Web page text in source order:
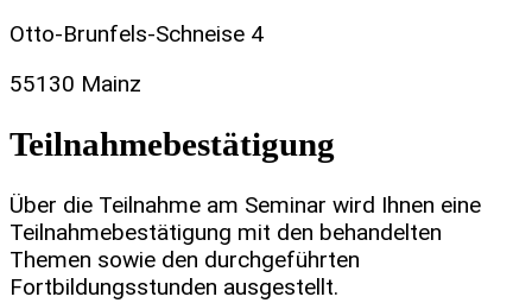
Otto-Brunfels-Schneise 4
55130 Mainz
Teilnahmebestätigung
Über die Teilnahme am Seminar wird Ihnen eine
Teilnahmebestätigung mit den behandelten
Themen sowie den durchgeführten
Fortbildungsstunden ausgestellt.